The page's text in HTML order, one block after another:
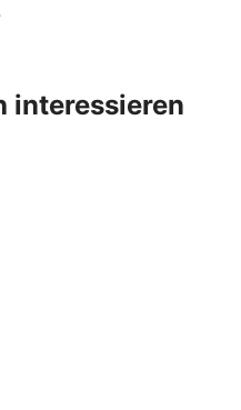
interessieren